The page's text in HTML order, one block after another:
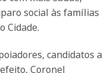
social às famílias
Cidade.
candidatos a
Coronel